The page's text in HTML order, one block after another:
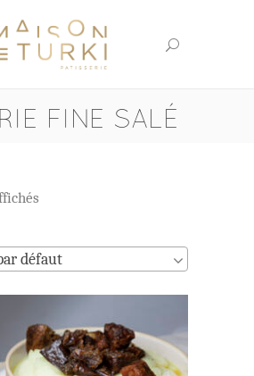
FINE SALÉ
défaut